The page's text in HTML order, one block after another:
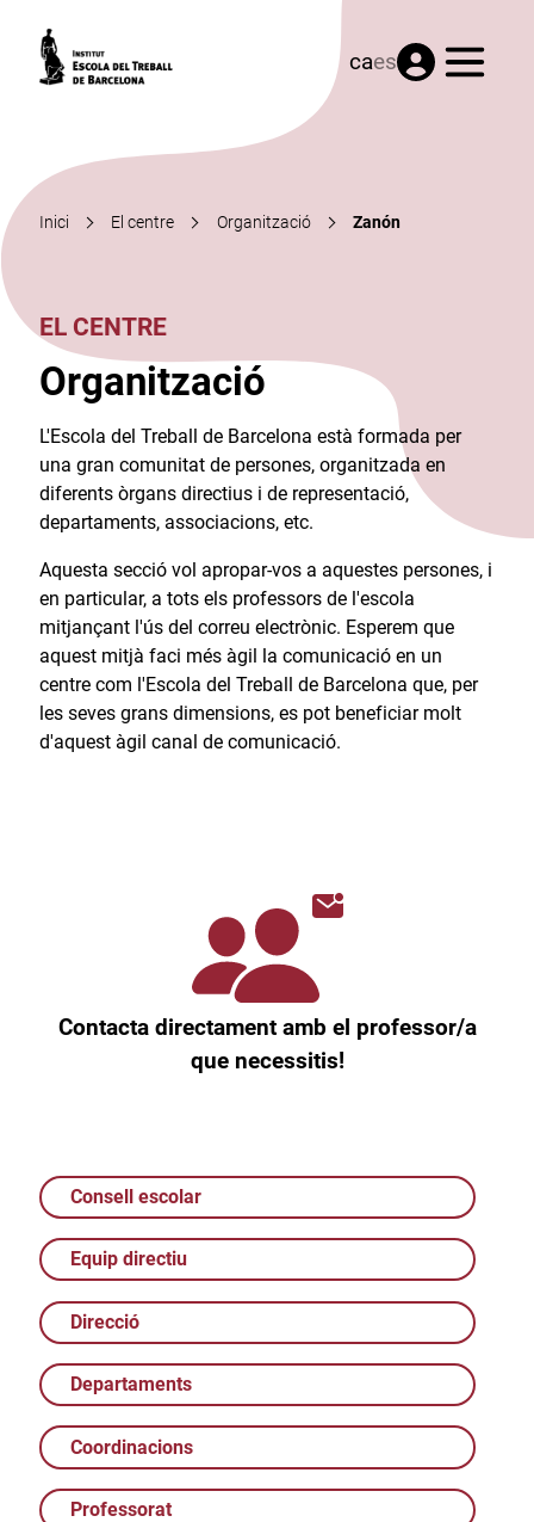
caes Menú
Inici El centre Organització Zanón
EL CENTRE
Organització
L'Escola del Treball de Barcelona està formada per
una gran comunitat de persones, organitzada en
diferents òrgans directius i de representació,
departaments, associacions, etc.​
Aquesta secció vol apropar-vos a aquestes persones, i
en particular, a tots els professors de l'escola
mitjançant l'ús del correu electrònic. Esperem que
aquest mitjà faci més àgil la comunicació en un
centre com l'Escola del Treball de Barcelona que, per
les seves grans dimensions, es pot beneficiar molt
d'aquest àgil canal de comunicació.​
Contacta directament amb el professor/a
que necessitis!
Consell escolar
Equip directiu
Direcció
Departaments
Coordinacions
Professorat